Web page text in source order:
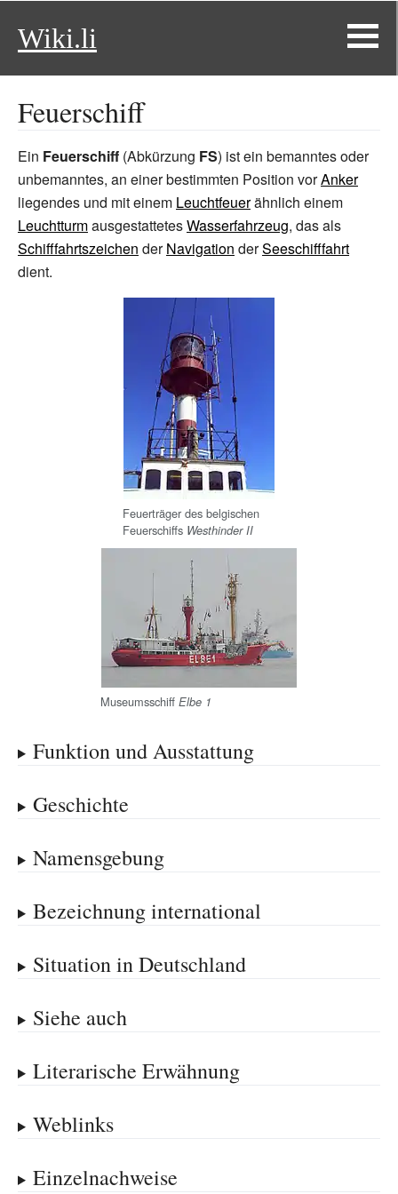
Wiki.li
Feuerschiff
Ein Feuerschiff (Abkürzung FS) ist ein bemanntes oder
unbemanntes, an einer bestimmten Position vorAnker
liegendes und mit einem Leuchtfeuerähnlich einem
LeuchtturmausgestattetesWasserfahrzeug, das als
Schifffahrtszeichen derNavigation derSeeschifffahrt
dient.
Feuerträger des belgischen
Feuerschiffs Westhinder II
Museumsschiff Elbe 1
Funktion und Ausstattung
Geschichte
Namensgebung
Bezeichnung international
Situation in Deutschland
Siehe auch
Literarische Erwähnung
Weblinks
Einzelnachweise